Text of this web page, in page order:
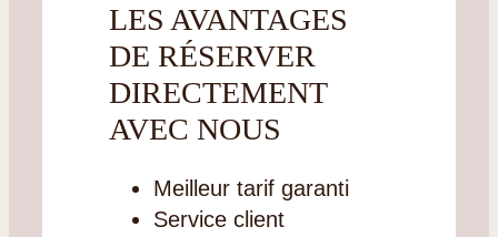
LES AVANTAGES
DE RÉSERVER
DIRECTEMENT
AVEC NOUS
Meilleur tarif garanti
Service client